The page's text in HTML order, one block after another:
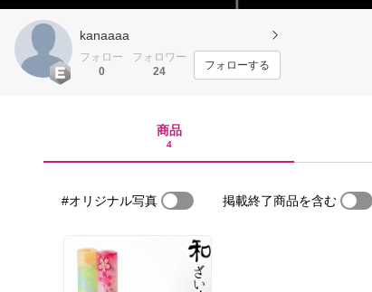
kanaaaa
フォロー
0
フォロワー
24
フォローする
商品
4
#オリジナル写真 掲載終了商品を含む